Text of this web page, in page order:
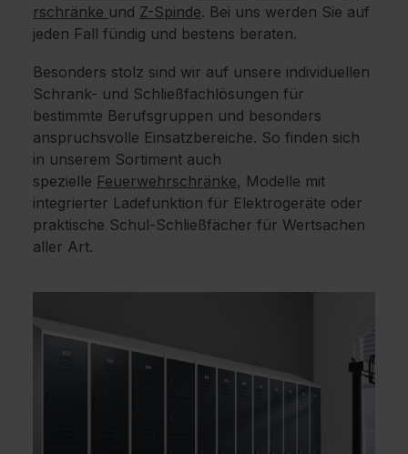
rschränke und Z-Spinde. Bei uns werden Sie auf
jeden Fall fündig und bestens beraten.
Besonders stolz sind wir auf unsere individuellen
Schrank- und Schließfachlösungen für
bestimmte Berufsgruppen und besonders
anspruchsvolle Einsatzbereiche. So finden sich
in unserem Sortiment auch
spezielle Feuerwehrschränke, Modelle mit
integrierter Ladefunktion für Elektrogeräte oder
praktische Schul-Schließfächer für Wertsachen
aller Art.